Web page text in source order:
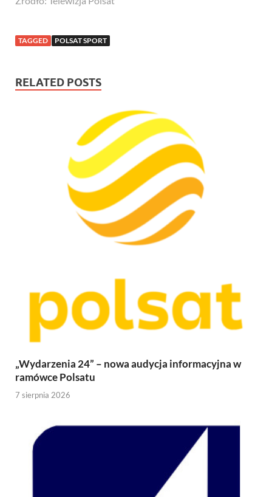
TAGGED POLSAT SPORT
RELATED POSTS
„Wydarzenia 24” – nowa audycja informacyjna w
ramówce Polsatu
7 sierpnia 2026